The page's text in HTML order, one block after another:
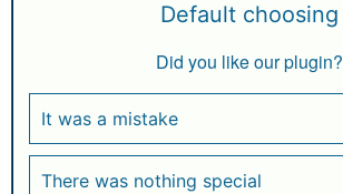
Default choosing
Did you like our plugin?
It was a mistake
There was nothing special